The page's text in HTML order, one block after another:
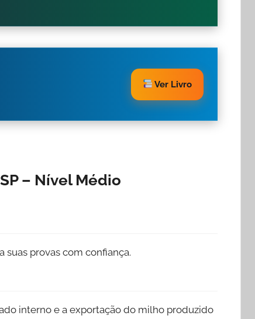
Ver Livro
– Nível Médio
suas provas com confiança.
interno e a exportação do milho produzido